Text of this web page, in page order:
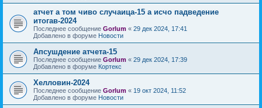
атчет а том чиво случаица-15 а исчо падведение
итогав-2024
Последнее сообщение Gorlum « 29 дек 2024, 17:41
Добавлено в форуме Новости
Апсушдение атчета-15
Последнее сообщение Gorlum « 29 дек 2024, 17:39
Добавлено в форуме Кортекс
Хелловин-2024
Последнее сообщение Gorlum « 19 окт 2024, 11:52
Добавлено в форуме Новости